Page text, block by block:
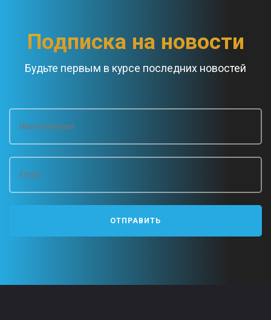
g
a
t
i
o
n
Подписка на новости
Будьте первым в курсе последних новостей